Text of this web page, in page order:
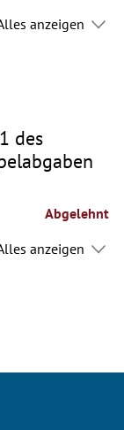
anzeigen
des
Abgelehnt
anzeigen